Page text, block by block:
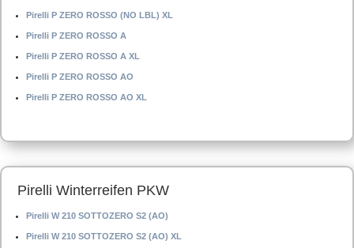
Pirelli P ZERO ROSSO (NO LBL) XL
Pirelli P ZERO ROSSO A
Pirelli P ZERO ROSSO A XL
Pirelli P ZERO ROSSO AO
Pirelli P ZERO ROSSO AO XL
Pirelli Winterreifen PKW
Pirelli W 210 SOTTOZERO S2 (AO)
Pirelli W 210 SOTTOZERO S2 (AO) XL